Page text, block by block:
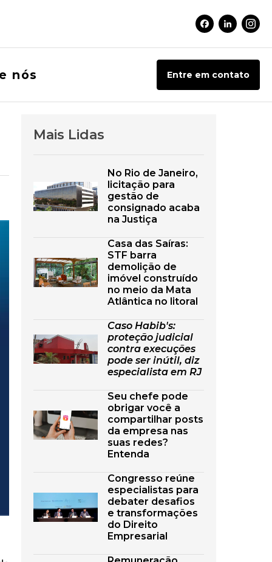
Facebook
Linkedin
nós Entre em contato
Mais Lidas
No Rio de Janeiro,
licitação para
gestão de
consignado acaba
na Justiça
Casa das Saíras:
STF barra
demolição de
imóvel construído
no meio da Mata
Atlântica no litoral
Caso Habib's:
proteção judicial
contra execuções
pode ser inútil, diz
especialista em RJ
Seu chefe pode
obrigar você a
compartilhar posts
da empresa nas
suas redes?
Entenda
Congresso reúne
especialistas para
debater desafios
e transformações
do Direito
Empresarial